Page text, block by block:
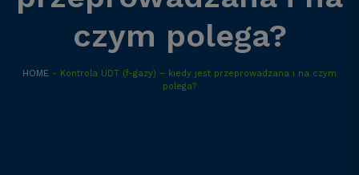
czym polega?
HOME - Kontrola UDT (f-gazy) – kiedy jest przeprowadzana i na czym
polega?